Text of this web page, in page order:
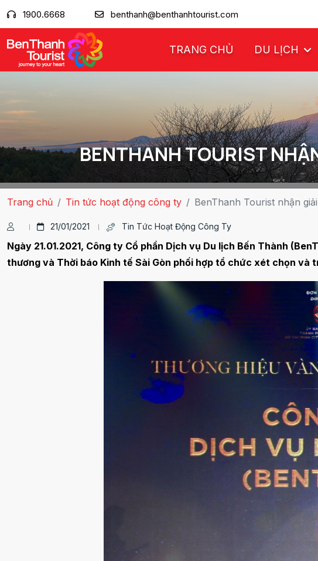
1900.6668 benthanh@benthanhtourist.com
TRANG CHỦ DU LỊCH
BENTHANH TOURIST
Trang chủ Tin tức hoạt động công ty BenThanh Tourist nhận
21/01/2021 Tin Tức Hoạt Động Công Ty
Ngày 21.01.2021, Công ty Cổ phần Dịch vụ Du lịch Bến Thành
thương và Thời báo Kinh tế Sài Gòn phối hợp tổ chức xét chọn và